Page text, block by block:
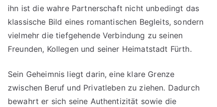
ihn ist die wahre Partnerschaft nicht unbedingt das
klassische Bild eines romantischen Begleits, sondern
vielmehr die tiefgehende Verbindung zu seinen
Freunden, Kollegen und seiner Heimatstadt Fürth.
Sein Geheimnis liegt darin, eine klare Grenze
zwischen Beruf und Privatleben zu ziehen. Dadurch
bewahrt er sich seine Authentizität sowie die